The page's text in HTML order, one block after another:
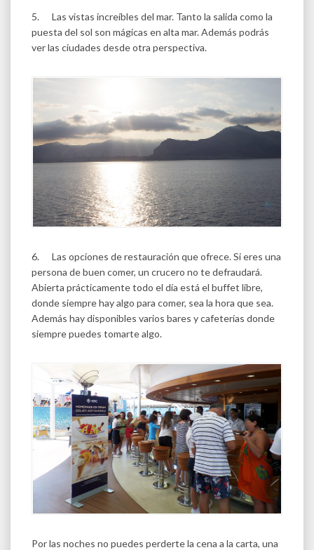
5. Las vistas increíbles del mar. Tanto la salida como la
puesta del sol son mágicas en alta mar. Además podrás
ver las ciudades desde otra perspectiva.
6. Las opciones de restauración que ofrece. Si eres una
persona de buen comer, un crucero no te defraudará.
Abierta prácticamente todo el día está el buffet libre,
donde siempre hay algo para comer, sea la hora que sea.
Además hay disponibles varios bares y cafeterías donde
siempre puedes tomarte algo.
Por las noches no puedes perderte la cena a la carta, una